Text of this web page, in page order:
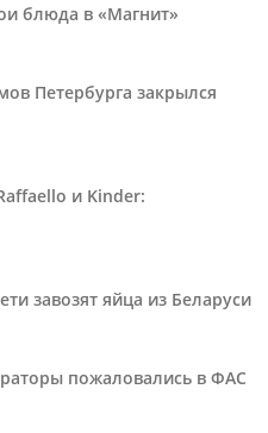
блюда в «Магнит»
Петербурга закрылся
и Kinder:
завозят яйца из Беларуси
пожаловались в ФАС